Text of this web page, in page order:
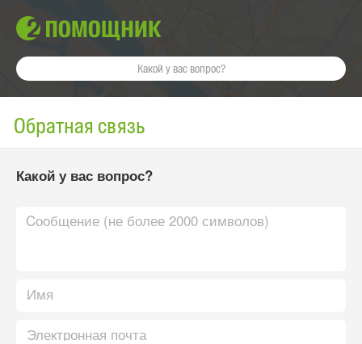
Обратная связь
Какой у вас вопрос?